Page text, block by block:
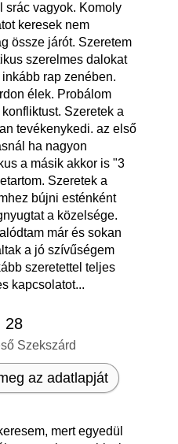
srác vagyok. Komoly
keresek nem
össze járót. Szeretem
szerelmes dalokat
rap zenében.
élek. Probálom
Szeretek a
tevékenykedi. az első
ha nagyon
a másik akkor is "3
Szeretek a
bújni esténként
a közelsége.
már és sokan
a jó szívűségem
szeretettel teljes
kapcsolatot...
28
Szekszárd
az adatlapját
mert egyedül